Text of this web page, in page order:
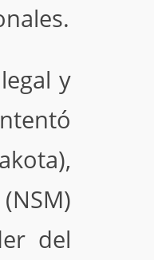
y
del